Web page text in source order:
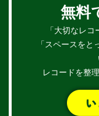
無料
「大切なレコ
「スペースを
レコードを整